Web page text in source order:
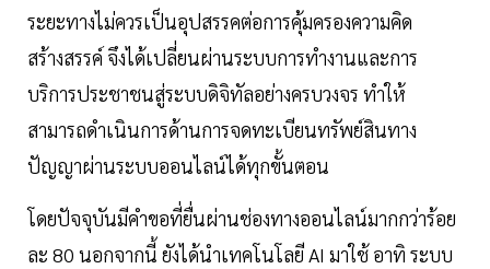
ระยะทางไม่ควรเป็นอุปสรรคต่อการคุ้มครองความคิด
สร้างสรรค์ จึงได้เปลี่ยนผ่านระบบการทำงานและการ
บริการประชาชนสู่ระบบดิจิทัลอย่างครบวงจร ทำให้
สามารถดำเนินการด้านการจดทะเบียนทรัพย์สินทาง
ปัญญาผ่านระบบออนไลน์ได้ทุกขั้นตอน
โดยปัจจุบันมีคำขอที่ยื่นผ่านช่องทางออนไลน์มากกว่าร้อย
ละ 80 นอกจากนี้ ยังได้นำเทคโนโลยี AI มาใช้ อาทิ ระบบ